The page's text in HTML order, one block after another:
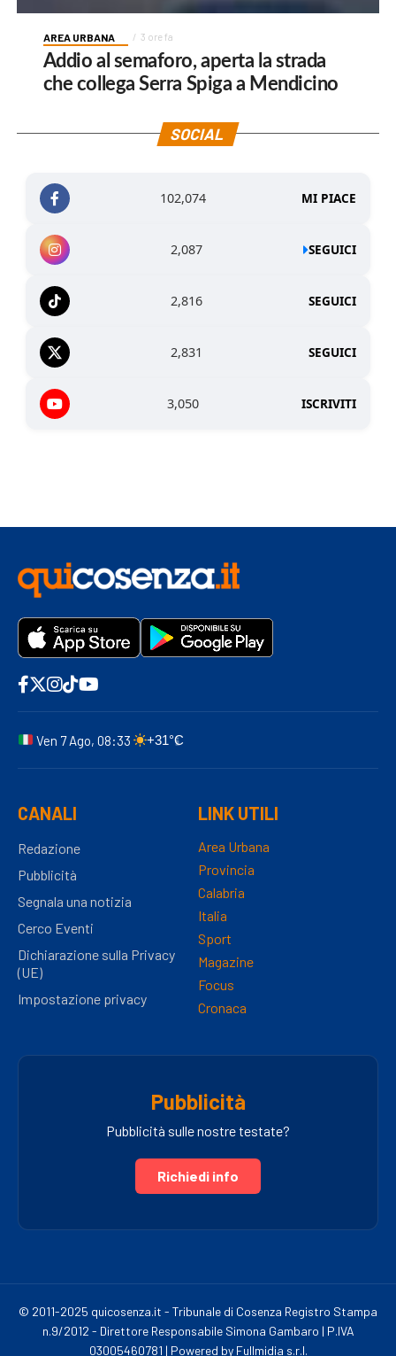
AREA URBANA 3 ore fa
Addio al semaforo, aperta la strada
che collega Serra Spiga a Mendicino
SOCIAL
102,074 MI PIACE
2,087 SEGUICI
2,816 SEGUICI
2,831 SEGUICI
3,050 ISCRIVITI
Ven 7 Ago, 08:33 +31°C
CANALI
Redazione
Pubblicità
Segnala una notizia
Cerco Eventi
Dichiarazione sulla Privacy
(UE)
Impostazione privacy
LINK UTILI
Area Urbana
Provincia
Calabria
Italia
Sport
Magazine
Focus
Cronaca
Pubblicità
Pubblicità sulle nostre testate?
Richiedi info
© 2011-2025 quicosenza.it - Tribunale di Cosenza Registro Stampa
n.9/2012 - Direttore Responsabile Simona Gambaro | P.IVA
03005460781 | Powered by Fullmidia s.r.l.